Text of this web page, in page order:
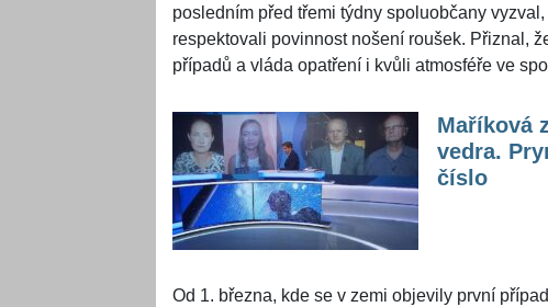
posledním před třemi týdny spoluobčany
respektovali povinnost nošení roušek. Přiznal,
případů a vláda opatření i kvůli atmosféře ve
Maříková
vedra.
číslo
Od 1. března, kde se v zemi objevily první